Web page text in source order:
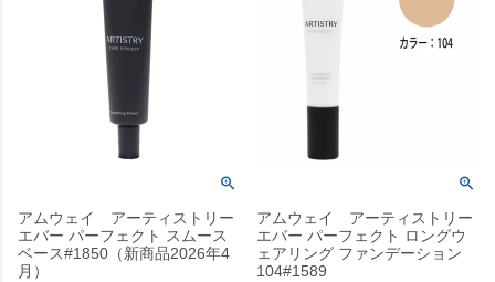
アムウェイ アーティストリー
エバー パーフェクト スムース
ベース#1850（新商品2026年4
月）
アムウェイ アーティストリー
エバー パーフェクト ロングウ
ェアリング ファンデーション
104#1589